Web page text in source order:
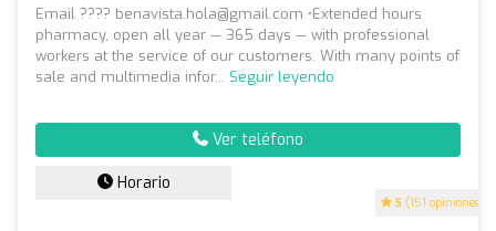
5 (151 opiniones)
Email ???? benavista.hola@gmail.com •Extended hours
pharmacy, open all year — 365 days — with professional
workers at the service of our customers. With many points of
sale and multimedia infor... Seguir leyendo
Ver teléfono
Horario